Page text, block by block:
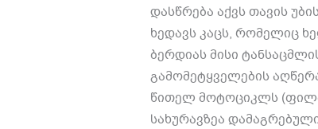
დასწრება აქვს თავის
ხედავს კაცს, რომელიც
ბერდიას მისი
გამომეტყველების
წითელ მოტოციკლს (
სახურავზეა